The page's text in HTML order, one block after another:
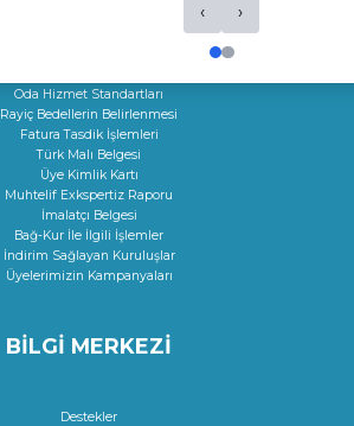
‹ ›
Oda Hizmet Standartları
Rayiç Bedellerin Belirlenmesi
Fatura Tasdik İşlemleri
Türk Malı Belgesi
Üye Kimlik Kartı
Muhtelif Exkspertiz Raporu
İmalatçı Belgesi
Bağ-Kur İle İlgili İşlemler
İndirim Sağlayan Kuruluşlar
Üyelerimizin Kampanyaları
BİLGİ MERKEZİ
Destekler